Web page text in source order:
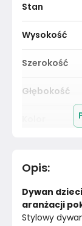
Stan
Wysokość
Szerokość
Głębokość
Materiał
Kolor
Opis:
Dywan
aranżacji
Stylowy